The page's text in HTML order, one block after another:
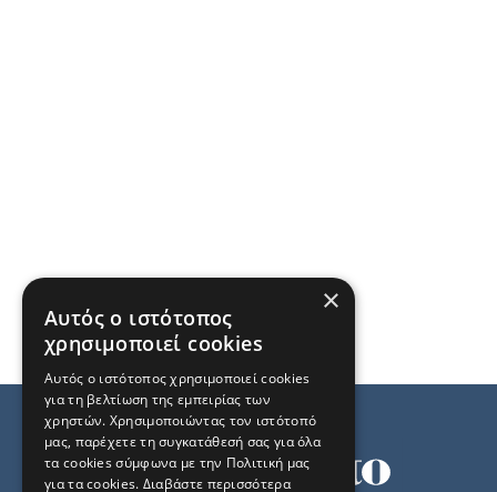
×
Αυτός ο ιστότοπος
χρησιμοποιεί cookies
Αυτός ο ιστότοπος χρησιμοποιεί cookies
για τη βελτίωση της εμπειρίας των
χρηστών. Χρησιμοποιώντας τον ιστότοπό
μας, παρέχετε τη συγκατάθεσή σας για όλα
τα cookies σύμφωνα με την Πολιτική μας
για τα cookies. Διαβάστε περισσότερα